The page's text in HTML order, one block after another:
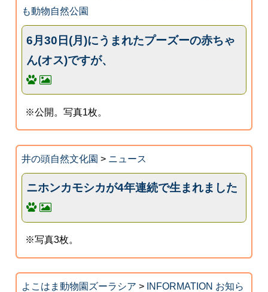
も動物自然公園
6月30日(月)にうまれたプーズーの赤ちゃ
ん(オス)ですが、
※公開。写真1枚。
井の頭自然文化園 > ニュース
ニホンカモシカが4年連続で生まれました
※写真3枚。
よこはま動物園ズーラシア > INFORMATION お知ら